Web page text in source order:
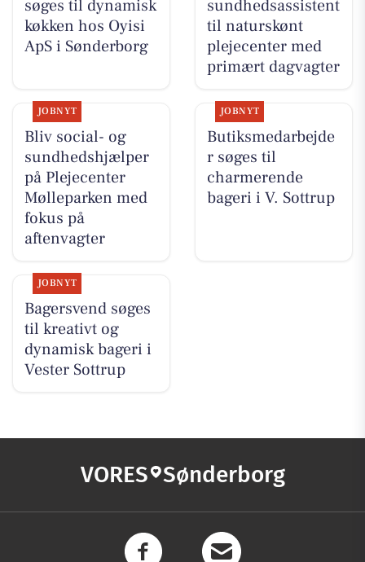
søges til dynamisk
køkken hos Oyisi
ApS i Sønderborg
sundhedsassistent
til naturskønt
plejecenter med
primært dagvagter
JOBNYT
Bliv social- og
sundhedshjælper
på Plejecenter
Mølleparken med
fokus på
aftenvagter
JOBNYT
Butiksmedarbejde
r søges til
charmerende
bageri i V. Sottrup
JOBNYT
Bagersvend søges
til kreativt og
dynamisk bageri i
Vester Sottrup
VORES Sønderborg